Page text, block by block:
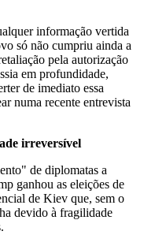
informação vertida
só não cumpriu ainda a
pela autorização
em profundidade,
de imediato essa
numa recente entrevista
irreversível
de diplomatas a
ganhou as eleições de
de Kiev que, sem o
devido à fragilidade